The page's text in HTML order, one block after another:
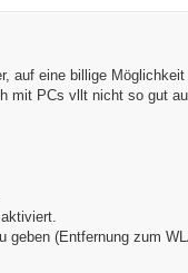
eine billige
PCs vllt nicht so gut
(Entfernung zum